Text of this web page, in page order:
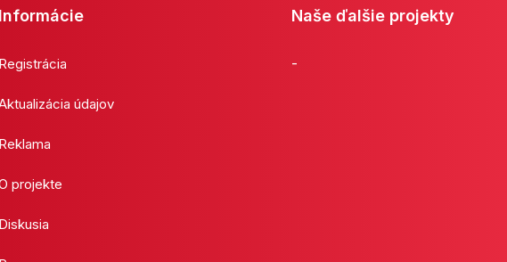
Informácie
Registrácia
údajov
Reklama
projekte
Diskusia
Naše ďalšie projekty
-